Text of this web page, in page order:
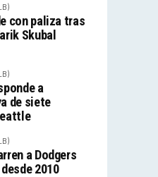
con paliza tras
Skubal
a
de siete
a Dodgers
2010